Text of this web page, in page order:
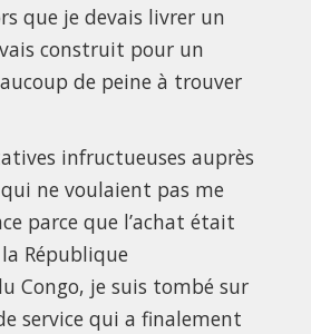
que je devais livrer un
construit pour un
de peine à trouver
infructueuses auprès
ne voulaient pas me
parce que l’achat était
République
Congo, je suis tombé sur
service qui a finalement